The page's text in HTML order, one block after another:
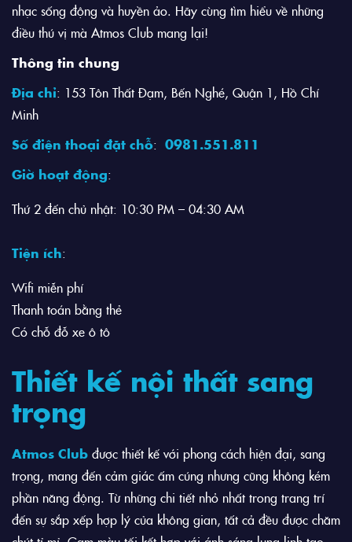
nhạc sống động và huyền ảo. Hãy cùng tìm hiểu về những
điều thú vị mà Atmos Club mang lại!
Thông tin chung
Địa chỉ: 153 Tôn Thất Đạm, Bến Nghé, Quận 1, Hồ Chí
Minh
Số điện thoại đặt chỗ: 0981.551.811
Giờ hoạt động:
Thứ 2 đến chủ nhật: 10:30 PM – 04:30 AM
Tiện ích:
Wifi miễn phí
Thanh toán bằng thẻ
Có chỗ đỗ xe ô tô
Thiết kế nội thất sang
trọng
Atmos Club được thiết kế với phong cách hiện đại, sang
trọng, mang đến cảm giác ấm cúng nhưng cũng không kém
phần năng động. Từ những chi tiết nhỏ nhất trong trang trí
đến sự sắp xếp hợp lý của không gian, tất cả đều được chăm